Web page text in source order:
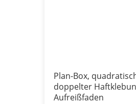
Plan-Box,
doppelter
Aufreißfaden